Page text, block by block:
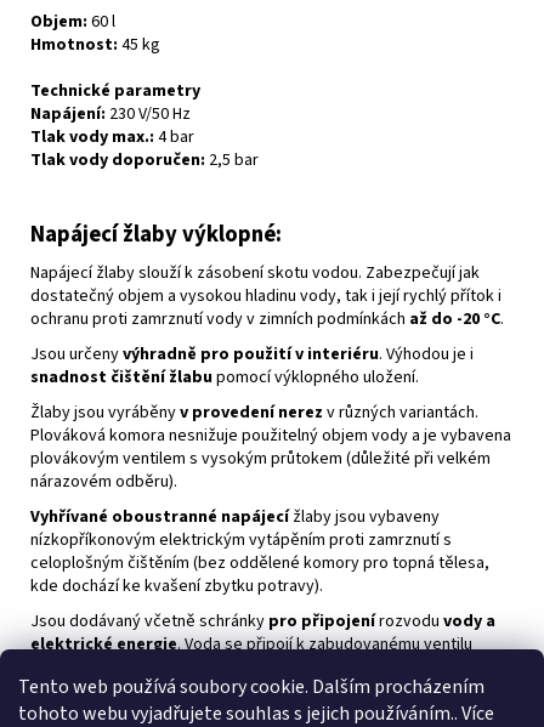
Tento web používá soubory cookie. Dalším procházením
tohoto webu vyjadřujete souhlas s jejich používáním.. Více
Objem: 60 l
Hmotnost: 45 kg
Technické parametry
Napájení: 230 V/50 Hz
Tlak vody max.: 4 bar
Tlak vody doporučen: 2,5 bar
Napájecí žlaby výklopné:
Napájecí žlaby slouží k zásobení skotu vodou. Zabezpečují jak
dostatečný objem a vysokou hladinu vody, tak i její rychlý přítok i
ochranu proti zamrznutí vody v zimních podmínkách až do -20 °C.
Jsou určenyvýhradně pro použití v interiéru. Výhodou je i
snadnost čištění žlabupomocí výklopného uložení.
Žlaby jsou vyráběnyv provedení nerez v různých variantách.
Plováková komora nesnižuje použitelný objem vody a je vybavena
plovákovým ventilem s vysokým průtokem (důležité při velkém
nárazovém odběru).
Vyhřívané oboustranné napájecížlaby jsou vybaveny
nízkopříkonovým elektrickým vytápěním proti zamrznutí s
celoplošným čištěním (bez oddělené komory pro topná tělesa,
kde dochází ke kvašení zbytku potravy).
Jsou dodávaný včetně schránky pro připojenírozvodu vody a
elektrické energie. Voda se připojí k zabudovanému ventilu
topným kabelem. Na přání jemožno dodat protikálecí
zábranu.